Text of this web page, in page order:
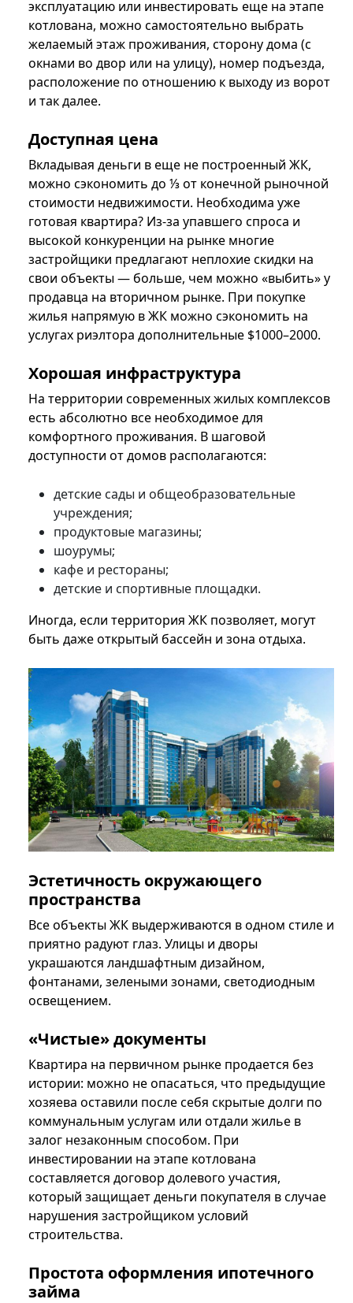
эксплуатацию или инвестировать еще на этапе
котлована, можно самостоятельно выбрать
желаемый этаж проживания, сторону дома (с
окнами во двор или на улицу), номер подъезда,
расположение по отношению к выходу из ворот
и так далее.
Доступная цена
Вкладывая деньги в еще не построенный ЖК,
можно сэкономить до ⅓ от конечной рыночной
стоимости недвижимости. Необходима уже
готовая квартира? Из-за упавшего спроса и
высокой конкуренции на рынке многие
застройщики предлагают неплохие скидки на
свои объекты — больше, чем можно «выбить» у
продавца на вторичном рынке. При покупке
жилья напрямую в ЖК можно сэкономить на
услугах риэлтора дополнительные $1000–2000.
Хорошая инфраструктура
На территории современных жилых комплексов
есть абсолютно все необходимое для
комфортного проживания. В шаговой
доступности от домов располагаются:
детские сады и общеобразовательные
учреждения;
продуктовые магазины;
шоурумы;
кафе и рестораны;
детские и спортивные площадки.
Иногда, если территория ЖК позволяет, могут
быть даже открытый бассейн и зона отдыха.
Эстетичность окружающего
пространства
Все объекты ЖК выдерживаются в одном стиле и
приятно радуют глаз. Улицы и дворы
украшаются ландшафтным дизайном,
фонтанами, зелеными зонами, светодиодным
освещением.
«Чистые» документы
Квартира на первичном рынке продается без
истории: можно не опасаться, что предыдущие
хозяева оставили после себя скрытые долги по
коммунальным услугам или отдали жилье в
залог незаконным способом. При
инвестировании на этапе котлована
составляется договор долевого участия,
который защищает деньги покупателя в случае
нарушения застройщиком условий
строительства.
Простота оформления ипотечного
займа